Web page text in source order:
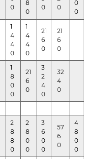
0
8
0
0
0
0
0
1
4
4
0
1
4
4
0
21
6
0
21
6
0
1
8
0
0
21
6
0
3
2
4
0
32
4
0
2
8
8
0
2
8
0
0
3
6
0
0
57
6
0
4
8
0
0